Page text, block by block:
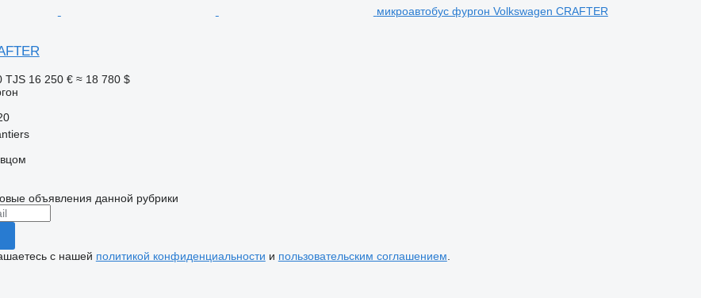
микроавтобус фургон Volkswagen CRAFTER
TJS 16 250 € ≈ 18 780 $
объявления данной рубрики
с нашей политикой конфиденциальности и пользовательским соглашением